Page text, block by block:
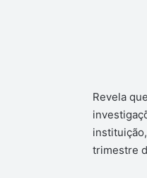
Revela
trimestre